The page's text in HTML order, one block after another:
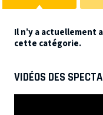
Il n’y a actuellement
cette catégorie.
VIDÉOS DES